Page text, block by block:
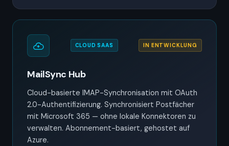
CLOUD SAAS IN ENTWICKLUNG
MailSync Hub
Cloud-basierte IMAP-Synchronisation mit OAuth
2.0-Authentifizierung. Synchronisiert Postfächer
mit Microsoft 365 — ohne lokale Konnektoren zu
verwalten. Abonnement-basiert, gehostet auf
Azure.